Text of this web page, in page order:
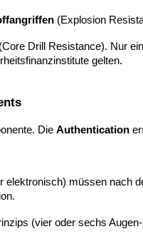
(Explosion
Drill Resistance). Nur
gelten.
Die Authentication
elektronisch) müssen nach
(vier oder sechs